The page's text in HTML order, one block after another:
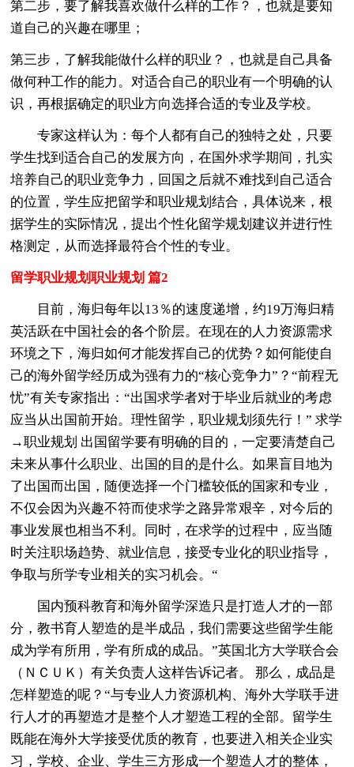
第二步，要了解我喜欢做什么样的工作？，也就是要知
道自己的兴趣在哪里；
第三步，了解我能做什么样的职业？，也就是自己具备
做何种工作的能力。对适合自己的职业有一个明确的认
识，再根据确定的职业方向选择合适的专业及学校。
专家这样认为：每个人都有自己的独特之处，只要
学生找到适合自己的发展方向，在国外求学期间，扎实
培养自己的职业竞争力，回国之后就不难找到自己适合
的位置，学生应把留学和职业规划结合，具体说来，根
据学生的实际情况，提出个性化留学规划建议并进行性
格测定，从而选择最符合个性的专业。
留学职业规划职业规划 篇2
目前，海归每年以13％的速度递增，约19万海归精
英活跃在中国社会的各个阶层。在现在的人力资源需求
环境之下，海归如何才能发挥自己的优势？如何能使自
己的海外留学经历成为强有力的“核心竞争力”？“前程无
忧”有关专家指出：“出国求学者对于毕业后就业的考虑
应当从出国前开始。理性留学，职业规划须先行！” 求学
→职业规划 出国留学要有明确的目的，一定要清楚自己
未来从事什么职业、出国的目的是什么。如果盲目地为
了出国而出国，随便选择一个门槛较低的国家和专业，
不仅会因为兴趣不符而使求学之路异常艰辛，对今后的
事业发展也相当不利。同时，在求学的过程中，应当随
时关注职场趋势、就业信息，接受专业化的职业指导，
争取与所学专业相关的实习机会。“
国内预科教育和海外留学深造只是打造人才的一部
分，教书育人塑造的是半成品，我们需要这些留学生能
成为学有所用，学有所成的成品。”英国北方大学联合会
（ＮＣＵＫ）有关负责人这样告诉记者。 那么，成品是
怎样塑造的呢？“与专业人力资源机构、海外大学联手进
行人才的再塑造才是整个人才塑造工程的全部。留学生
既能在海外大学接受优质的教育，也要进入相关企业实
习，学校、企业、学生三方形成一个塑造人才的整体，